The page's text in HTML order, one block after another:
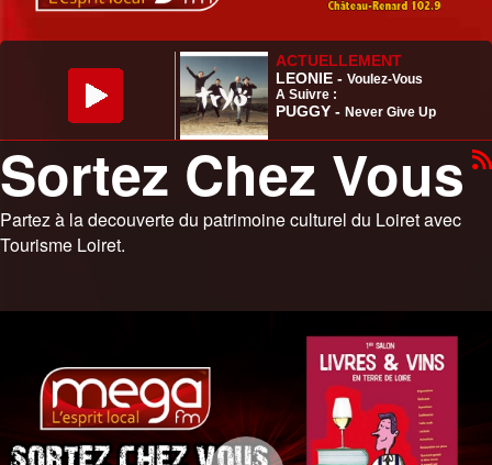
Sortez Chez Vous
Partez à la decouverte du patrimoine culturel du Loiret avec
Tourisme Loiret.